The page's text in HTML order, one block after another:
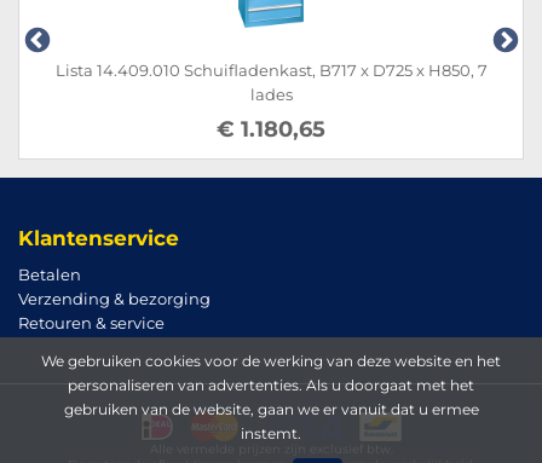
Lista 14.409.010 Schuifladenkast, B717 x D725 x H850, 7
lades
€ 1.180,65
Klantenservice
Betalen
Verzending & bezorging
Retouren & service
Alle vermelde prijzen zijn exclusief btw.
We gebruiken cookies voor de werking van deze website en het
personaliseren van advertenties. Als u doorgaat met het
gebruiken van de website, gaan we er vanuit dat u ermee
instemt.